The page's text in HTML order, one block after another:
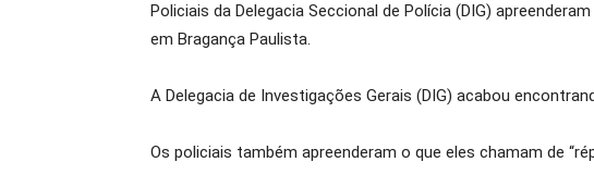
Policiais da Delegacia Seccional de Polícia (DIG)
em Bragança Paulista.
A Delegacia de Investigações Gerais (DIG) acabou
Os policiais também apreenderam o que eles chamam de